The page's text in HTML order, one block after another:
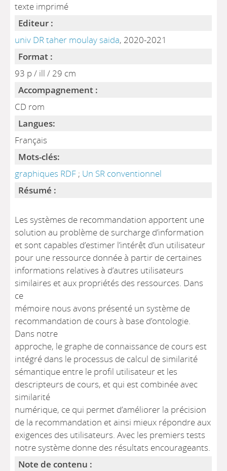
texte imprimé
Editeur :
univ DR taher moulay saida, 2020-2021
Format :
93 p / ill / 29 cm
Accompagnement :
CD rom
Langues:
Français
Mots-clés:
graphiques RDF ; Un SR conventionnel
Résumé :
Les systèmes de recommandation apportent une
solution au problème de surcharge d’information
et sont capables d’estimer l’intérêt d’un utilisateur
pour une ressource donnée à partir de certaines
informations relatives à d’autres utilisateurs
similaires et aux propriétés des ressources. Dans
ce
mémoire nous avons présenté un système de
recommandation de cours à base d’ontologie.
Dans notre
approche, le graphe de connaissance de cours est
intégré dans le processus de calcul de similarité
sémantique entre le profil utilisateur et les
descripteurs de cours, et qui est combinée avec
similarité
numérique, ce qui permet d’améliorer la précision
de la recommandation et ainsi mieux répondre aux
exigences des utilisateurs. Avec les premiers tests
notre système donne des résultats encourageants.
Note de contenu :